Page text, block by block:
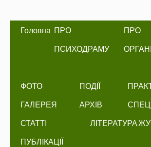
Головна ПРО
ПСИХОДРАМУ
ПРО
ФОТО
ГАЛЕРЕЯ
ПОДІЇ
АРХІВ
СТАТТІ
ПУБЛІКАЦІЇ
ЛІТЕРАТУРА